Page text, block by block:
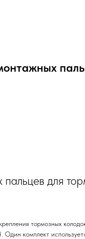
для
тормозных
комплект